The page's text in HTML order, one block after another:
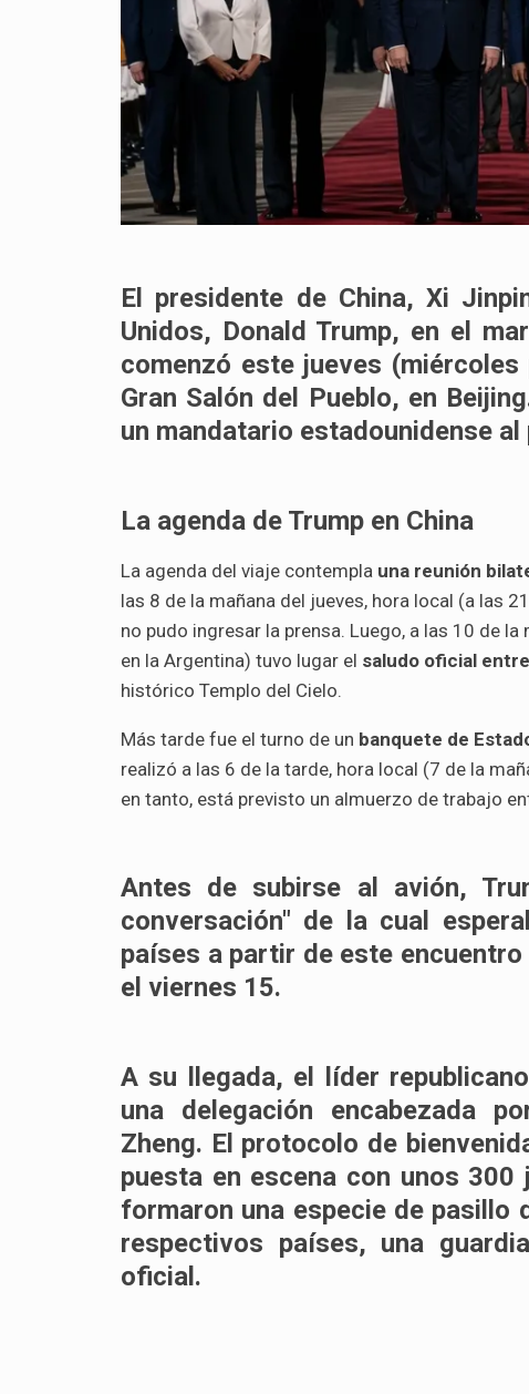
El presidente de China, Xi
Unidos, Donald Trump, en el
comenzó este jueves
Gran Salón del Pueblo, en
un mandatario estadounidense
La agenda de Trump en China
La agenda del viaje contempla una reunión
las 8 de la mañana del jueves, hora local (a las
no pudo ingresar la prensa. Luego, a las 10 de
en la Argentina) tuvo lugar el saludo oficial
histórico Templo del Cielo.
Más tarde fue el turno de un banquete de
realizó a las 6 de la tarde, hora local (7 de la
en tanto, está previsto un almuerzo de trabajo
Antes de subirse al avión,
conversación" de la cual
países a partir de este
el viernes 15.
A su llegada, el líder
una delegación encabezada
Zheng. El protocolo de
puesta en escena con unos
formaron una especie de pasillo
respectivos países, una
oficial.